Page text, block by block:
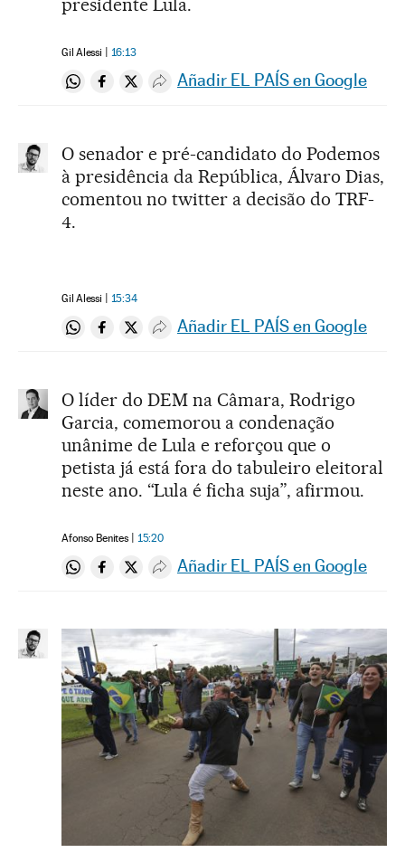
presidente Lula.
Gil Alessi 16:13
Compartir en Whatsapp
Compartir en Facebook
Compartir en Twitter
Desplegar Redes Sociales
Añadir EL PAÍS en Google
O senador e pré-candidato do Podemos
à presidência da República, Álvaro Dias,
comentou no twitter a decisão do TRF-
4.
Gil Alessi 15:34
Compartir en Whatsapp
Compartir en Facebook
Compartir en Twitter
Desplegar Redes Sociales
Añadir EL PAÍS en Google
O líder do DEM na Câmara, Rodrigo
Garcia, comemorou a condenação
unânime de Lula e reforçou que o
petista já está fora do tabuleiro eleitoral
neste ano. “Lula é ficha suja”, afirmou.
Afonso Benites 15:20
Compartir en Whatsapp
Compartir en Facebook
Compartir en Twitter
Desplegar Redes Sociales
Añadir EL PAÍS en Google